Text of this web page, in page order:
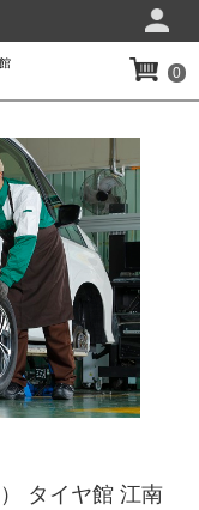
館
0
タイヤ館 江南